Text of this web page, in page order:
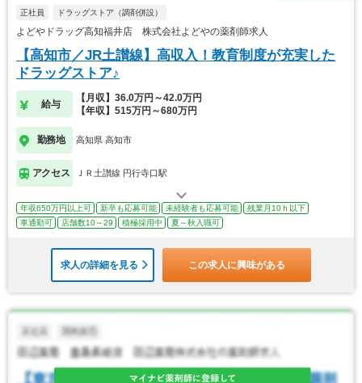
正社員 ドラッグストア（調剤併設）
よどやドラッグ高知福井店 株式会社よどやの薬剤師求人
【高知市／JR土讃線】高収入！教育制度が充実した
ドラッグストア♪
給与
【月収】36.0万円～42.0万円
【年収】515万円～680万円
勤務地 高知県 高知市
アクセス ＪＲ土讃線 円行寺口駅
年収650万円以上可 新卒も応募可能 未経験者も応募可能
残業月10ｈ以下
車通勤可
店舗数10～29 積極採用中 夏～秋入職可
求人の詳細を見る この求人に興味がある